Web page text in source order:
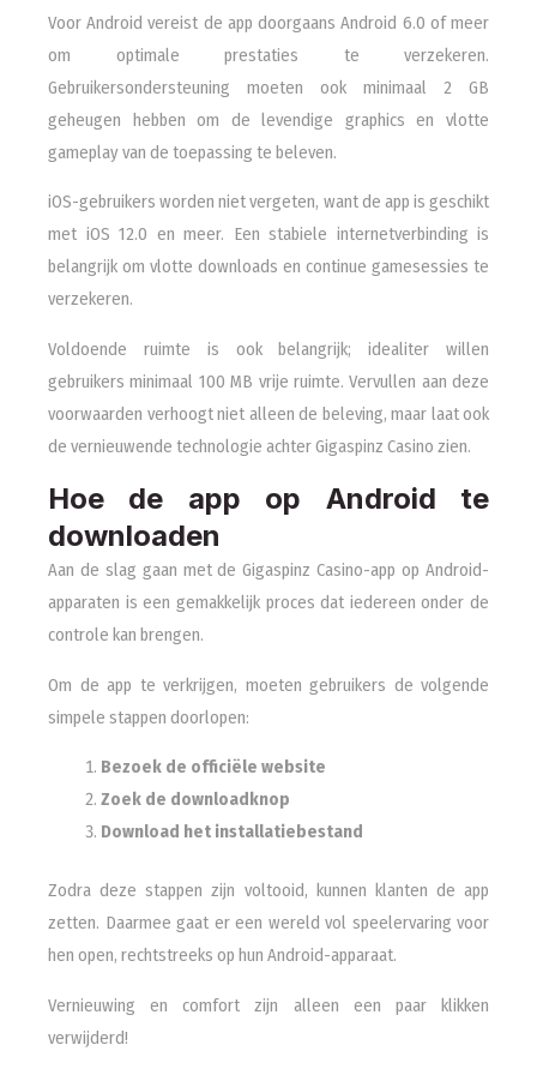
Voor Android vereist de app doorgaans Android 6.0 of meer
om optimale prestaties te verzekeren.
Gebruikersondersteuning moeten ook minimaal 2 GB
geheugen hebben om de levendige graphics en vlotte
gameplay van de toepassing te beleven.
iOS-gebruikers worden niet vergeten, want de app is geschikt
met iOS 12.0 en meer. Een stabiele internetverbinding is
belangrijk om vlotte downloads en continue gamesessies te
verzekeren.
Voldoende ruimte is ook belangrijk; idealiter willen
gebruikers minimaal 100 MB vrije ruimte. Vervullen aan deze
voorwaarden verhoogt niet alleen de beleving, maar laat ook
de vernieuwende technologie achter Gigaspinz Casino zien.
Hoe de app op Android te
downloaden
Aan de slag gaan met de Gigaspinz Casino-app op Android-
apparaten is een gemakkelijk proces dat iedereen onder de
controle kan brengen.
Om de app te verkrijgen, moeten gebruikers de volgende
simpele stappen doorlopen:
Bezoek de officiële website
Zoek de downloadknop
Download het installatiebestand
Zodra deze stappen zijn voltooid, kunnen klanten de app
zetten. Daarmee gaat er een wereld vol speelervaring voor
hen open, rechtstreeks op hun Android-apparaat.
Vernieuwing en comfort zijn alleen een paar klikken
verwijderd!